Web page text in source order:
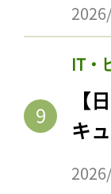
IT・
【
キ